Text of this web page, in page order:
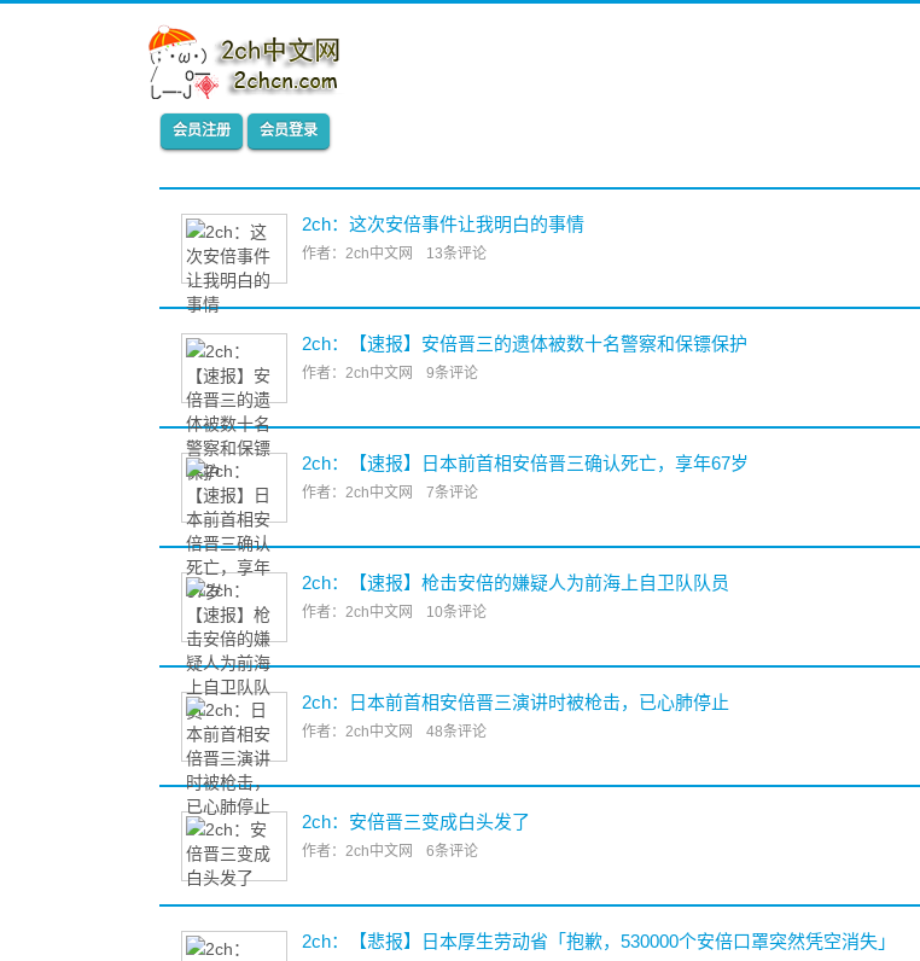
会员注册 会员登录
2ch：这次安倍事件让我明白的事情
作者：2ch中文网 13条评论
2ch：【速报】安倍晋三的遗体被数十名警察和保镖保护
作者：2ch中文网 9条评论
2ch：【速报】日本前首相安倍晋三确认死亡，享年67岁
作者：2ch中文网 7条评论
2ch：【速报】枪击安倍的嫌疑人为前海上自卫队队员
作者：2ch中文网 10条评论
2ch：日本前首相安倍晋三演讲时被枪击，已心肺停止
作者：2ch中文网 48条评论
2ch：安倍晋三变成白头发了
作者：2ch中文网 6条评论
2ch：【悲报】日本厚生劳动省「抱歉，530000个安倍口罩突然凭空消失」